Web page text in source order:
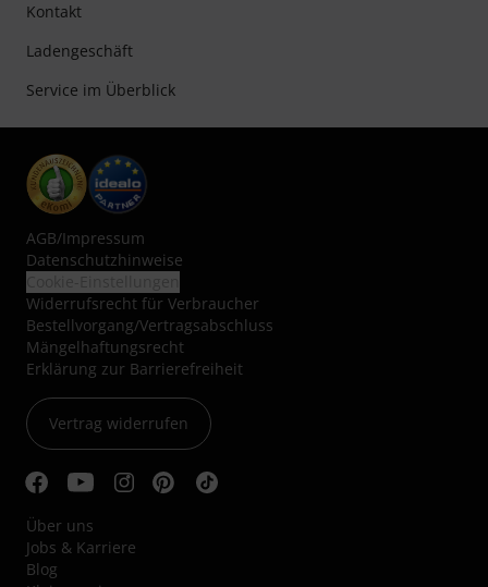
Kontakt
Ladengeschäft
Service im Überblick
AGB/Impressum
Datenschutzhinweise
Widerrufsrecht für Verbraucher
Bestellvorgang/Vertragsabschluss
Mängelhaftungsrecht
Erklärung zur Barrierefreiheit
Vertrag widerrufen
Über uns
Jobs & Karriere
Blog